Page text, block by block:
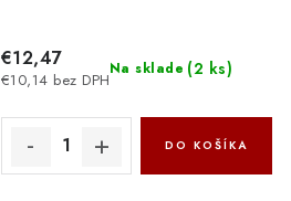
Na sklade (2 ks)
€10,14 bez DPH
€12,47
DO KOŠÍKA